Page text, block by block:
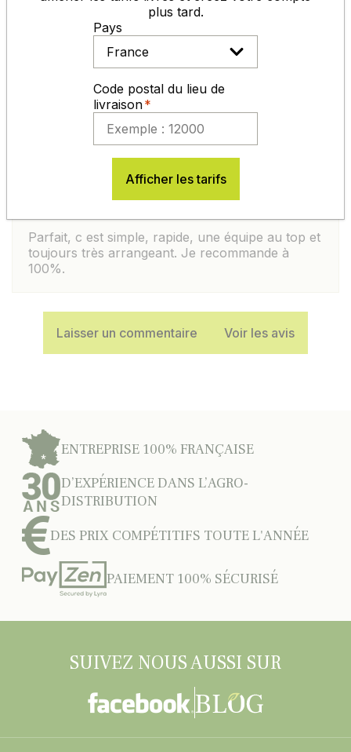
MATTHIEU J.
publié le 03/06/2026
Equipe très professionnelle ; 4ème commande
sur Germineo toujours impeccable.
VALENTIN M.
publié le 30/06/2026
Parfait, c est simple, rapide, une équipe au top et
toujours très arrangeant. Je recommande à
100%.
Laisser un commentaire Voir les avis
ENTREPRISE 100% FRANÇAISE
D’EXPÉRIENCE DANS L’AGRO-
DISTRIBUTION
DES PRIX COMPÉTITIFS TOUTE L'ANNÉE
PAIEMENT 100% SÉCURISÉ
SUIVEZ NOUS AUSSI SUR
plus tard.
Pays
Code postal du lieu de
livraison
Afficher les tarifs